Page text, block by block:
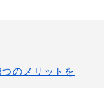
のメリットを